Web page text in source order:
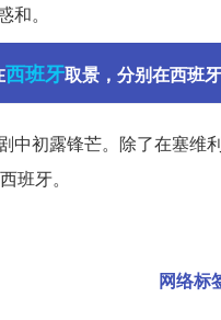
。
西班牙取景，分别在西班
中初露锋芒。除了在塞
班牙。
网络标